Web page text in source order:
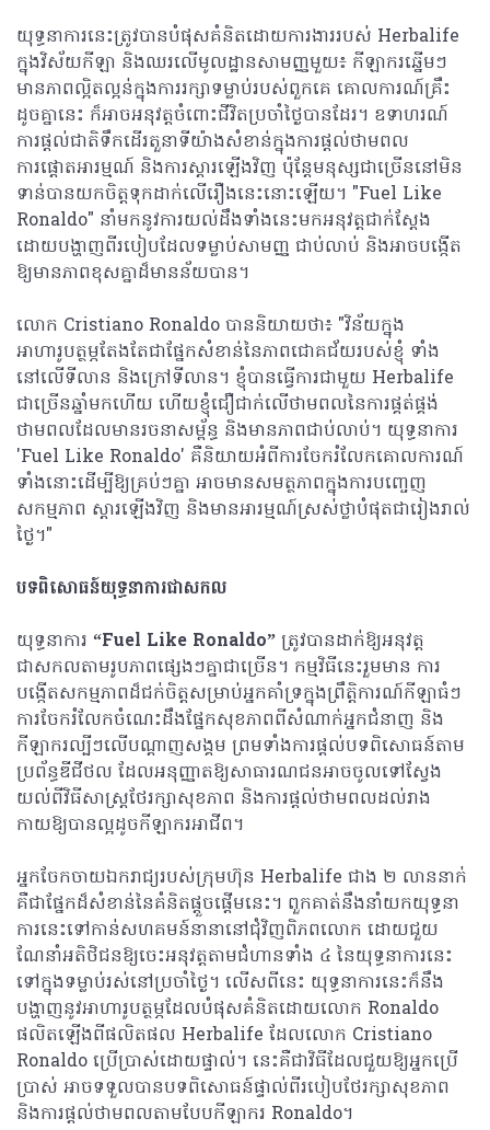
យុទ្ធនាការនេះត្រូវបានបំផុសគំនិតដោយការងាររបស់ Herbalife
ក្នុងវិស័យកីឡា និងឈរលើមូលដ្ឋានសាមញ្ញមួយ៖ កីឡាករឆ្នើមៗ
មានភាពល្អិតល្អន់ក្នុងការរក្សាទម្លាប់របស់ពួកគេ គោលការណ៍គ្រឹះ
ដូចគ្នានេះ ក៏អាចអនុវត្តចំពោះជីវិតប្រចាំថ្ងៃបានដែរ។ ឧទាហរណ៍
ការផ្តល់ជាតិទឹកដើរតួនាទីយ៉ាងសំខាន់ក្នុងការផ្តល់ថាមពល
ការផ្តោតអារម្មណ៍ និងការស្តារឡើងវិញ ប៉ុន្តែមនុស្សជាច្រើននៅមិន
ទាន់បានយកចិត្តទុកដាក់លើរឿងនេះនោះឡើយ។ "Fuel Like
Ronaldo" នាំមកនូវការយល់ដឹងទាំងនេះមកអនុវត្តជាក់ស្តែង
ដោយបង្ហាញពីរបៀបដែលទម្លាប់សាមញ្ញ ជាប់លាប់ និងអាចបង្កើត
ឱ្យមានភាពខុសគ្នាដ៏មានន័យបាន។
លោក Cristiano Ronaldo បាននិយាយថា៖ "វិន័យក្នុង
អាហារូបត្ថម្ភតែងតែជាផ្នែកសំខាន់នៃភាពជោគជ័យរបស់ខ្ញុំ ទាំង
នៅលើទីលាន និងក្រៅទីលាន។ ខ្ញុំបានធ្វើការជាមួយ Herbalife
ជាច្រើនឆ្នាំមកហើយ ហើយខ្ញុំជឿជាក់លើថាមពលនៃការផ្គត់ផ្គង់
ថាមពលដែលមានរចនាសម្ព័ន្ធ និងមានភាពជាប់លាប់។ យុទ្ធនាការ
'Fuel Like Ronaldo' គឺនិយាយអំពីការចែករំលែកគោលការណ៍
ទាំងនោះដើម្បីឱ្យគ្រប់ៗគ្នា អាចមានសមត្ថភាពក្នុងការបញ្ចេញ
សកម្មភាព ស្តារឡើងវិញ និងមានអារម្មណ៍ស្រស់ថ្លាបំផុតជារៀងរាល់
ថ្ងៃ។"
បទពិសោធន៍យុទ្ធនាការជាសកល
យុទ្ធនាការ “Fuel Like Ronaldo” ត្រូវបានដាក់ឱ្យអនុវត្ត
ជាសកលតាមរូបភាពផ្សេងៗគ្នាជាច្រើន។ កម្មវិធីនេះរួមមាន ការ
បង្កើតសកម្មភាពដ៏ជក់ចិត្តសម្រាប់អ្នកគាំទ្រក្នុងព្រឹត្តិការណ៍កីឡាធំៗ
ការចែករំលែកចំណេះដឹងផ្នែកសុខភាពពីសំណាក់អ្នកជំនាញ និង
កីឡាករល្បីៗលើបណ្តាញសង្គម ព្រមទាំងការផ្តល់បទពិសោធន៍តាម
ប្រព័ន្ធឌីជីថល ដែលអនុញ្ញាតឱ្យសាធារណជនអាចចូលទៅស្វែង
យល់ពីវិធីសាស្ត្រថែរក្សាសុខភាព និងការផ្តល់ថាមពលដល់រាង
កាយឱ្យបានល្អដូចកីឡាករអាជីព។
អ្នកចែកចាយឯករាជ្យរបស់ក្រុមហ៊ុន Herbalife ជាង ២ លាននាក់
គឺជាផ្នែកដ៏សំខាន់នៃគំនិតផ្តួចផ្តើមនេះ។ ពួកគាត់នឹងនាំយកយុទ្ធនា
ការនេះទៅកាន់សហគមន៍នានានៅជុំវិញពិភពលោក ដោយជួយ
ណែនាំអតិថិជនឱ្យចេះអនុវត្តតាមជំហានទាំង ៤ នៃយុទ្ធនាការនេះ
ទៅក្នុងទម្លាប់រស់នៅប្រចាំថ្ងៃ។ លើសពីនេះ យុទ្ធនាការនេះក៏នឹង
បង្ហាញនូវអាហារូបត្ថម្ភដែលបំផុសគំនិតដោយលោក Ronaldo
ផលិតឡើងពីផលិតផល Herbalife ដែលលោក Cristiano
Ronaldo ប្រើប្រាស់ដោយផ្ទាល់។ នេះគឺជាវិធីដែលជួយឱ្យអ្នកប្រើ
ប្រាស់ អាចទទួលបានបទពិសោធន៍ផ្ទាល់ពីរបៀបថែរក្សាសុខភាព
និងការផ្តល់ថាមពលតាមបែបកីឡាករ Ronaldo។